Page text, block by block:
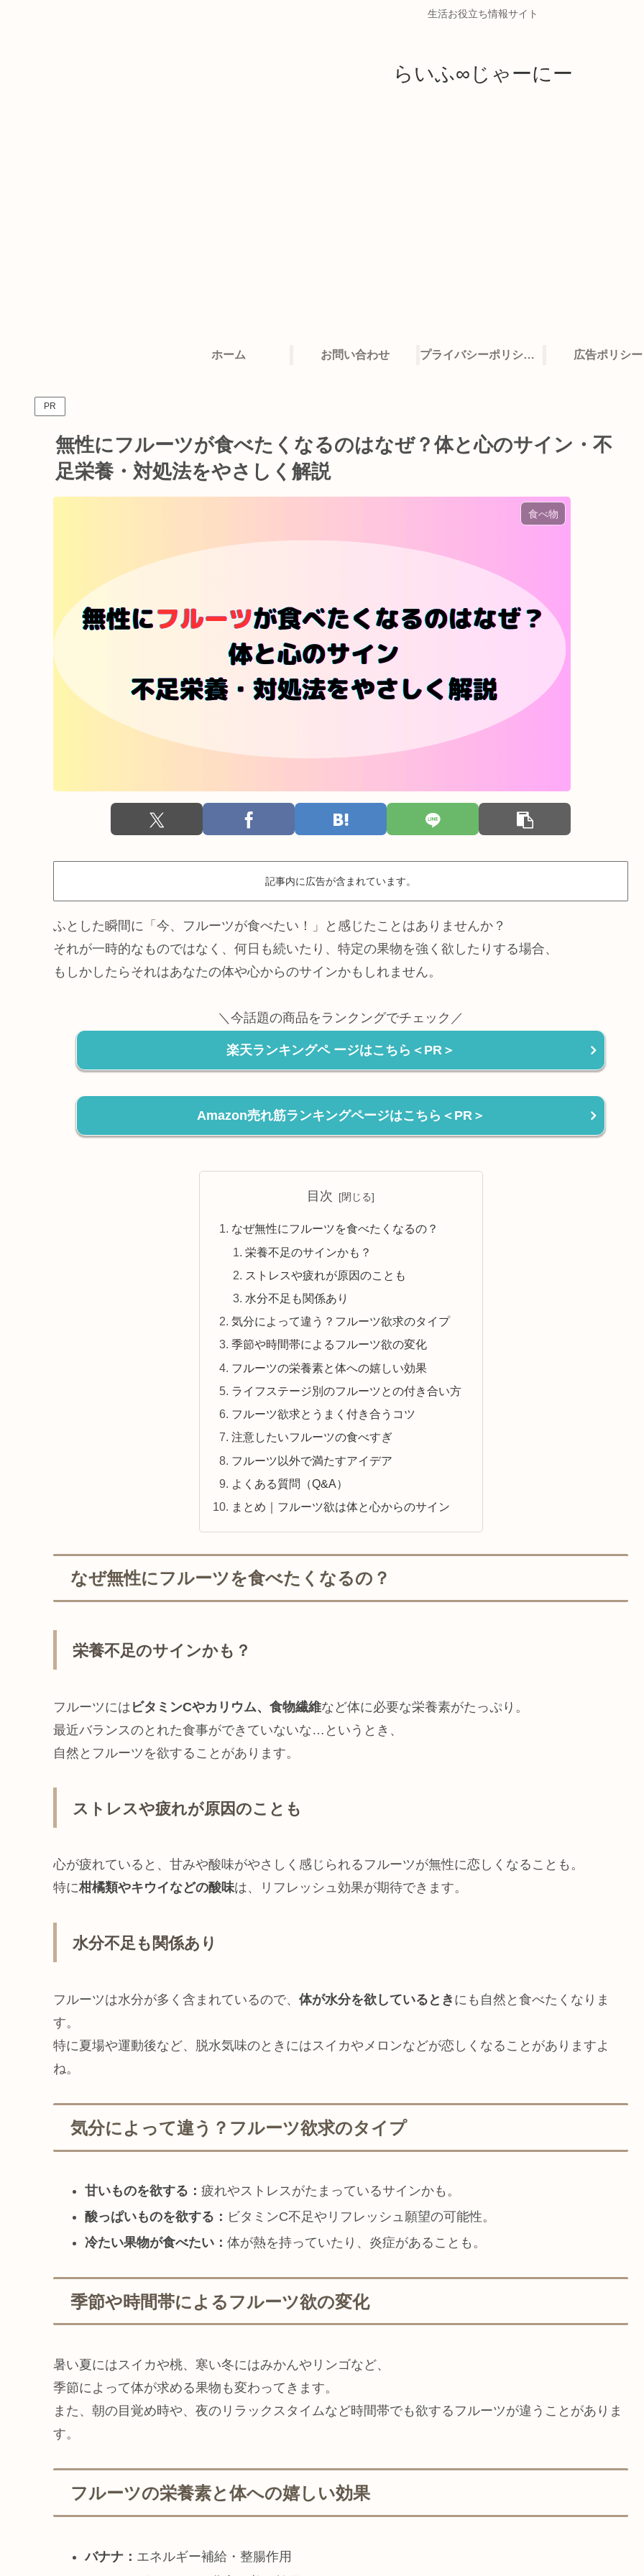
生活お役立ち情報サイト
らいふ∞じゃーにー
ホーム お問い合わせ プライバシーポリシー・免責事項 広告ポリシー
PR
無性にフルーツが食べたくなるのはなぜ？体と心のサイン・不
足栄養・対処法をやさしく解説
食べ物
記事内に広告が含まれています。
ふとした瞬間に「今、フルーツが食べたい！」と感じたことはありませんか？
それが一時的なものではなく、何日も続いたり、特定の果物を強く欲したりする場合、
もしかしたらそれはあなたの体や心からのサインかもしれません。
＼今話題の商品をランクングでチェック／
楽天ランキングペ ージはこちら＜PR＞
Amazon売れ筋ランキングページはこちら＜PR＞
目次
なぜ無性にフルーツを食べたくなるの？
栄養不足のサインかも？
ストレスや疲れが原因のことも
水分不足も関係あり
気分によって違う？フルーツ欲求のタイプ
季節や時間帯によるフルーツ欲の変化
フルーツの栄養素と体への嬉しい効果
ライフステージ別のフルーツとの付き合い方
フルーツ欲求とうまく付き合うコツ
注意したいフルーツの食べすぎ
フルーツ以外で満たすアイデア
よくある質問（Q&A）
まとめ｜フルーツ欲は体と心からのサイン
なぜ無性にフルーツを食べたくなるの？
栄養不足のサインかも？
フルーツには ビタミンCやカリウム、食物繊維など体に必要な栄養素がたっぷり。
最近バランスのとれた食事ができていないな…というとき、
自然とフルーツを欲することがあります。
ストレスや疲れが原因のことも
心が疲れていると、甘みや酸味がやさしく感じられるフルーツが無性に恋しくなることも。
特に柑橘類やキウイなどの酸味は、リフレッシュ効果が期待できます。
水分不足も関係あり
フルーツは水分が多く含まれているので、 体が水分を欲しているとき にも自然と食べたくなりま
す。
特に夏場や運動後など、脱水気味のときにはスイカやメロンなどが恋しくなることがありますよ
ね。
気分によって違う？フルーツ欲求のタイプ
甘いものを欲する： 疲れやストレスがたまっているサインかも。
酸っぱいものを欲する： ビタミンC不足やリフレッシュ願望の可能性。
冷たい果物が食べたい： 体が熱を持っていたり、炎症があることも。
季節や時間帯によるフルーツ欲の変化
暑い夏にはスイカや桃、寒い冬にはみかんやリンゴなど、
季節によって体が求める果物も変わってきます。
また、朝の目覚め時や、夜のリラックスタイムなど時間帯でも欲するフルーツが違うことがありま
す。
フルーツの栄養素と体への嬉しい効果
バナナ： エネルギー補給・整腸作用